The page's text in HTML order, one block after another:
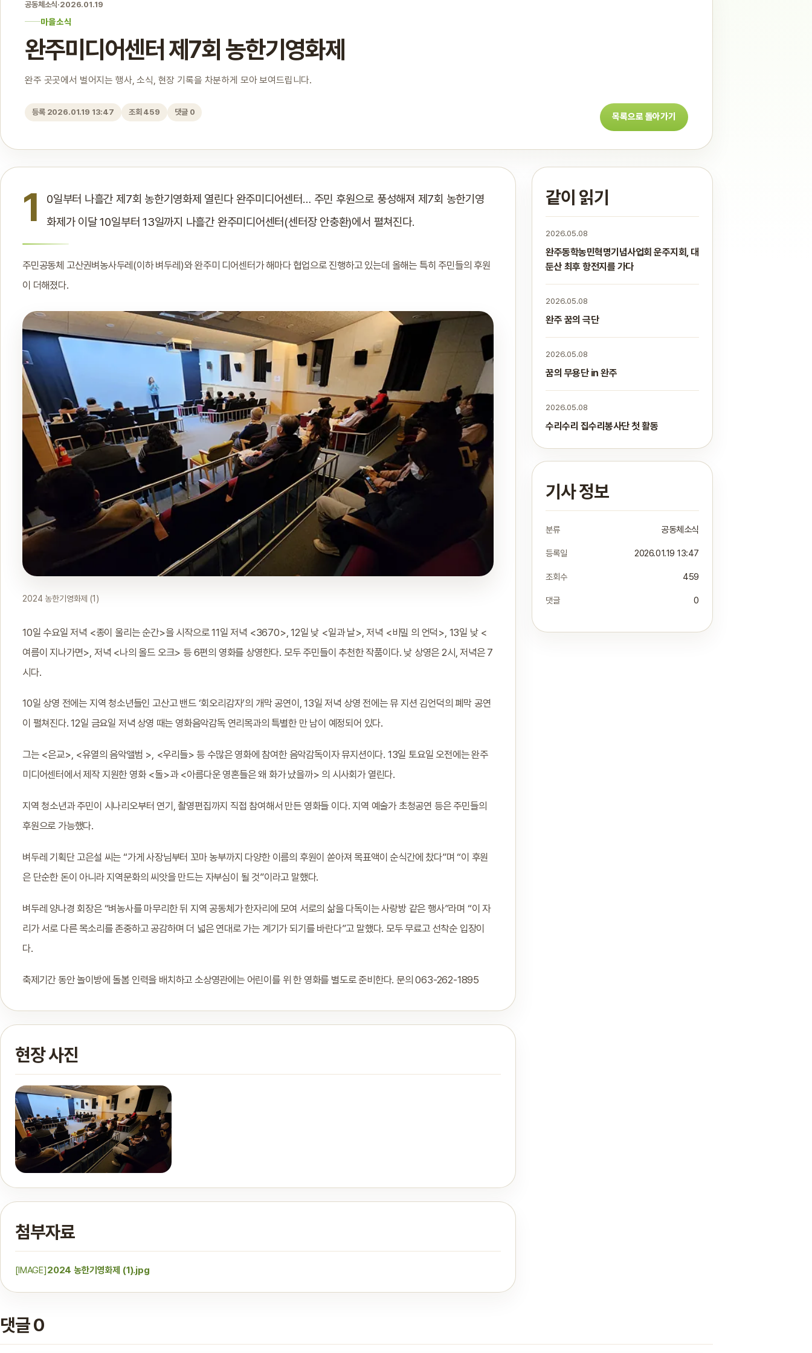
공동체소식·2026.01.19
마을소식
완주미디어센터 제7회 농한기영화제
완주 곳곳에서 벌어지는 행사, 소식, 현장 기록을 차분하게 모아 보여드립니다.
등록 2026.01.19 13:47 조회 459 댓글 0 목록으로 돌아가기
1
0일부터 나흘간 제7회 농한기영화제 열린다 완주미디어센터… 주민 후원으로 풍성해져 제7회 농한기영
화제가 이달 10일부터 13일까지 나흘간 완주미디어센터(센터장 안충환)에서 펼쳐진다.
주민공동체 고산권벼농사두레(이하 벼두레)와 완주미 디어센터가 해마다 협업으로 진행하고 있는데 올해는 특히 주민들의 후원
이 더해졌다.
2024 농한기영화제 (1)
10일 수요일 저녁 <종이 울리는 순간>을 시작으로 11일 저녁 <3670>, 12일 낮 <일과 날>, 저녁 <비밀 의 언덕>, 13일 낮 <
여름이 지나가면>, 저녁 <나의 올드 오크> 등 6편의 영화를 상영한다. 모두 주민들이 추천한 작품이다. 낮 상영은 2시, 저녁은 7
시다.
10일 상영 전에는 지역 청소년들인 고산고 밴드 ‘회오리감자’의 개막 공연이, 13일 저녁 상영 전에는 뮤 지션 김언덕의 폐막 공연
이 펼쳐진다. 12일 금요일 저녁 상영 때는 영화음악감독 연리목과의 특별한 만 남이 예정되어 있다.
그는 <은교>, <유열의 음악앨범 >, <우리들> 등 수많은 영화에 참여한 음악감독이자 뮤지션이다. 13일 토요일 오전에는 완주
미디어센터에서 제작 지원한 영화 <돌>과 <아름다운 영혼들은 왜 화가 났을까> 의 시사회가 열린다.
지역 청소년과 주민이 시나리오부터 연기, 촬영편집까지 직접 참여해서 만든 영화들 이다. 지역 예술가 초청공연 등은 주민들의
후원으로 가능했다.
벼두레 기획단 고은설 씨는 “가게 사장님부터 꼬마 농부까지 다양한 이름의 후원이 쏟아져 목표액이 순식간에 찼다”며 “이 후원
은 단순한 돈이 아니라 지역문화의 씨앗을 만드는 자부심이 될 것”이라고 말했다.
벼두레 양나경 회장은 “벼농사를 마무리한 뒤 지역 공동체가 한자리에 모여 서로의 삶을 다독이는 사랑방 같은 행사”라며 “이 자
리가 서로 다른 목소리를 존중하고 공감하며 더 넓은 연대로 가는 계기가 되기를 바란다”고 말했다. 모두 무료고 선착순 입장이
다.
축제기간 동안 놀이방에 돌봄 인력을 배치하고 소상영관에는 어린이를 위 한 영화를 별도로 준비한다. 문의 063-262-1895
현장 사진
첨부자료
[IMAGE]2024 농한기영화제 (1).jpg
같이 읽기
2026.05.08
완주동학농민혁명기념사업회 운주지회, 대
둔산 최후 항전지를 가다
2026.05.08
완주 꿈의 극단
2026.05.08
꿈의 무용단 in 완주
2026.05.08
수리수리 집수리봉사단 첫 활동
기사 정보
분류 공동체소식
등록일 2026.01.19 13:47
조회수 459
댓글 0
댓글 0